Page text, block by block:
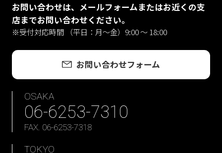
お問い合わせは、メールフォームまたはお近くの支
店までお問い合わせください。
※受付対応時間 （平日：月〜金）9:00 ～ 18:00
お問い合わせフォーム
OSAKA
06-6253-7310
FAX. 06-6253-7318
TOKYO